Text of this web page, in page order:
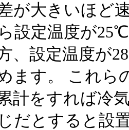
が大きいほど
設定温度が
、設定温度が
ます。 これら
計をすれば冷
だとすると設